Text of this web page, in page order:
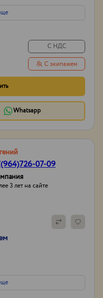
С НДС
С экипажем
Whatsapp
07-09
3 лет на сайте